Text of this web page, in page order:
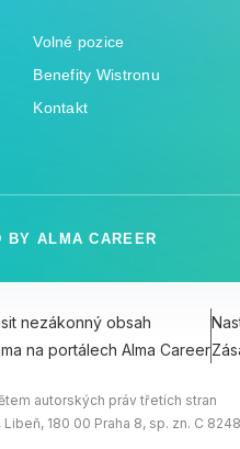
Volné pozice
Benefity Wistronu
Kontakt
BY ALMA CAREER
nezákonný obsah
na portálech Alma Career
autorských práv třetích stran
180 00 Praha 8, sp. zn. C